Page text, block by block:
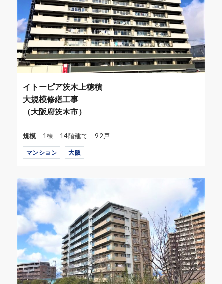
イトーピア茨木上穂積
大規模修繕工事
（大阪府茨木市）
規模 1棟 14階建て 92戸
マンション 大阪